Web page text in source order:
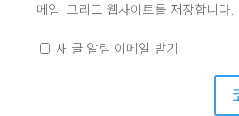
메일, 그리고 웹사이트를 저장합니다.
새 글 알림 이메일 받기